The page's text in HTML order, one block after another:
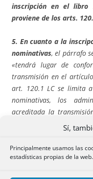
Sí,
Principalmente usamos las
estadísticas propias de la web.
inscripción en el libro
proviene de los arts.
5. En cuanto a la
nominativas, el párrafo
«tendrá lugar de
transmisión en el
art. 120.1 LC se limita
nominativas, los
acreditada la
libro-registro de
la prenda de acciones
ser inscrita en el libro
la inscripción